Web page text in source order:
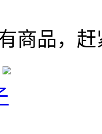
商品，